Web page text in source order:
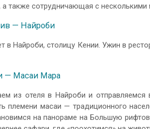
а также сотрудничающая с
— Найроби
в Найроби, столицу Кении. Ужин в
— Масаи Мара
из отеля в Найроби и
племени масаи — традиционного
на панораме на Большую